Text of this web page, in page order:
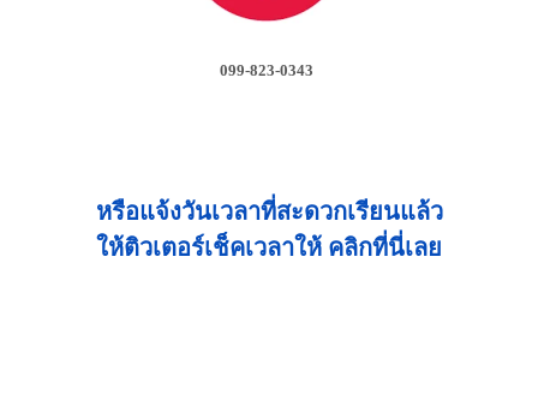
099-823-0343
หรือแจ้งวันเวลาที่สะดวกเรียนแล้ว
ให้ติวเตอร์เช็คเวลาให้ คลิกที่นี่เลย